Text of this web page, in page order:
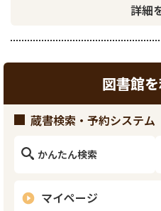
詳細
図書館
蔵書検索・予約システム
かんたん検索
マイページ